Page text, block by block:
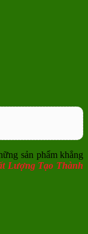
sản phẩm khẳng
Lượng Tạo Thành